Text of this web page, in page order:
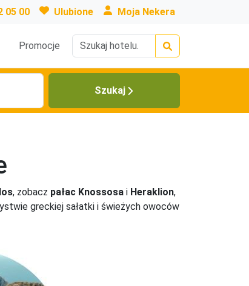
05 00 Ulubione Moja Nekera
Promocje
Szukaj
, zobacz pałac Knossosa i Heraklion,
greckiej sałatki i świeżych owoców